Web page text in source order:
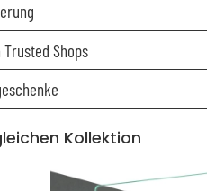
Shops
Kollektion